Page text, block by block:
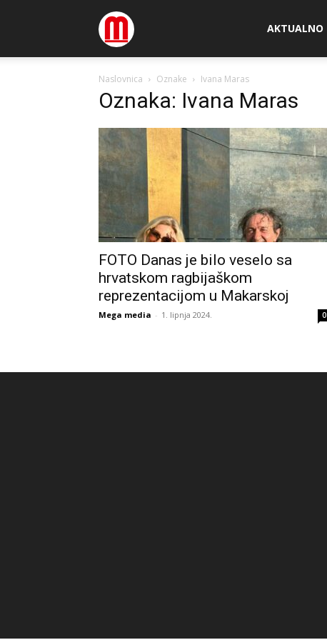
Megamedia AKTUALNO
Naslovnica Oznake Ivana Maras
Oznaka: Ivana Maras
FOTO Danas je bilo veselo sa
hrvatskom ragbijaškom
reprezentacijom u Makarskoj
Mega media - 1. lipnja 2024. 0